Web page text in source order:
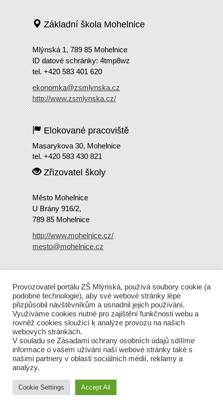
Základní škola Mohelnice
Mlýnská 1, 789 85 Mohelnice
ID datové schránky: 4tmp8wz
tel. +420 583 401 620
ekonomka@zsmlynska.cz
http://www.zsmlynska.cz/
Elokované pracoviště
Masarykova 30, Mohelnice
tel. +420 583 430 821
Zřizovatel školy
Město Mohelnice
U Brány 916/2,
789 85 Mohelnice
http://www.mohelnice.cz/
mesto@mohelnice.cz
Tento web běží na Wordpressu.
Provozovatel portálu ZŠ Mlýnská, používá soubory cookie (a
podobné technologie), aby své webové stránky lépe
přizpůsobil návštěvníkům a usnadnil jejich používání.
Využíváme cookies nutné pro zajištění funkčnosti webu a
rovněž cookies sloužící k analýze provozu na našich
webových stránkách.
V souladu se Zásadami ochrany osobních údajů sdílíme
informace o vašem užívání naší webové stránky také s
našimi partnery v oblasti sociálních médií, reklamy a
analýzy.
Cookie Settings Accept All